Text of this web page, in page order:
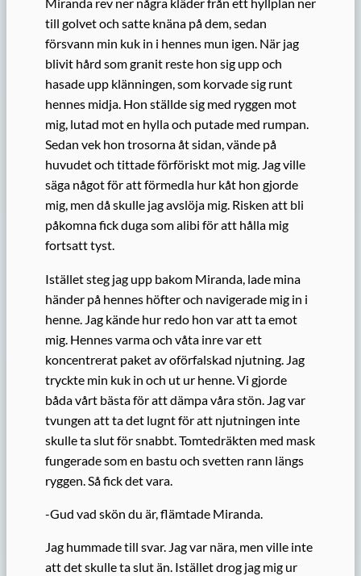
Miranda rev ner några kläder från ett hyllplan ner
till golvet och satte knäna på dem, sedan
försvann min kuk in i hennes mun igen. När jag
blivit hård som granit reste hon sig upp och
hasade upp klänningen, som korvade sig runt
hennes midja. Hon ställde sig med ryggen mot
mig, lutad mot en hylla och putade med rumpan.
Sedan vek hon trosorna åt sidan, vände på
huvudet och tittade förföriskt mot mig. Jag ville
säga något för att förmedla hur kåt hon gjorde
mig, men då skulle jag avslöja mig. Risken att bli
påkomna fick duga som alibi för att hålla mig
fortsatt tyst.
Istället steg jag upp bakom Miranda, lade mina
händer på hennes höfter och navigerade mig in i
henne. Jag kände hur redo hon var att ta emot
mig. Hennes varma och våta inre var ett
koncentrerat paket av oförfalskad njutning. Jag
tryckte min kuk in och ut ur henne. Vi gjorde
båda vårt bästa för att dämpa våra stön. Jag var
tvungen att ta det lugnt för att njutningen inte
skulle ta slut för snabbt. Tomtedräkten med mask
fungerade som en bastu och svetten rann längs
ryggen. Så fick det vara.
-Gud vad skön du är, flämtade Miranda.
Jag hummade till svar. Jag var nära, men ville inte
att det skulle ta slut än. Istället drog jag mig ur